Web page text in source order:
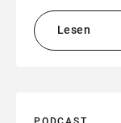
Lesen